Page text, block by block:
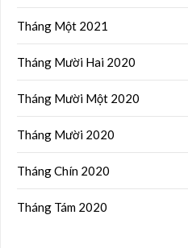
Tháng Một 2021
Tháng Mười Hai 2020
Tháng Mười Một 2020
Tháng Mười 2020
Tháng Chín 2020
Tháng Tám 2020